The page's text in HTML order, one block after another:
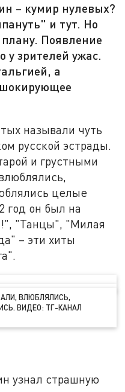
– кумир нулевых?
и тут. Но
Появление
у зрителей ужас.
а
называли чуть
русской эстрады.
и грустными
целые
год он был на
"Танцы", "Милая
– эти хиты
ВЛЮБЛЯЛИСЬ,
ВИДЕО: ТГ-КАНАЛ
узнал страшную